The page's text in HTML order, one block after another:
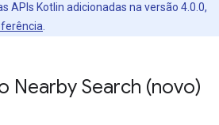
APIs Kotlin adicionadas na versão 4.0.0,
Nearby Search (novo)